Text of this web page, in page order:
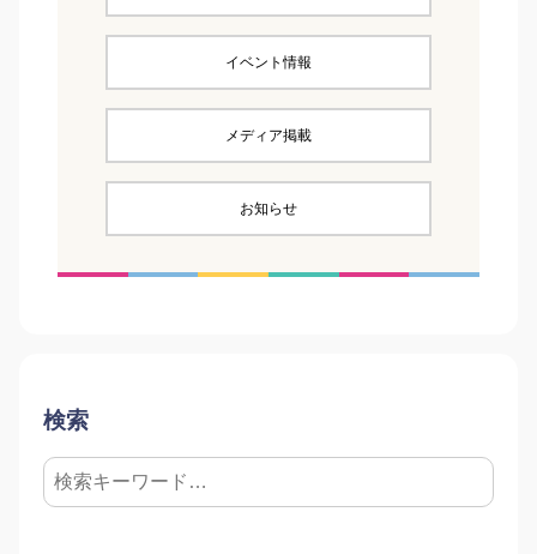
イベント情報
メディア掲載
お知らせ
検索